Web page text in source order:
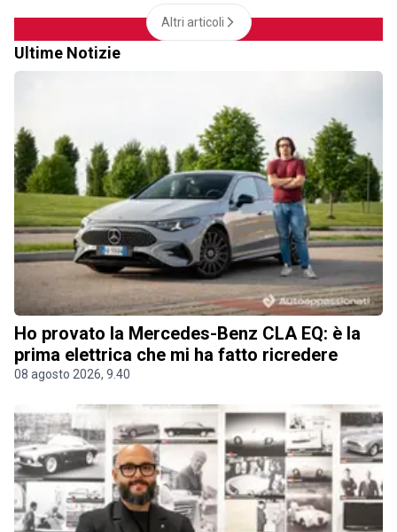
Altri articoli
Ultime Notizie
Ho provato la Mercedes-Benz CLA EQ: è la
prima elettrica che mi ha fatto ricredere
08 agosto 2026, 9.40